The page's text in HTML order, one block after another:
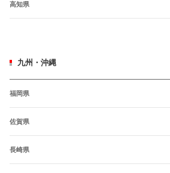
高知県
九州・沖縄
福岡県
佐賀県
長崎県